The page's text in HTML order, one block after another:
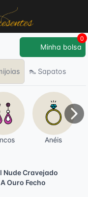
👠 Sapatos
Minha bolsa
0
Anéis
Nude Cravejado
Ouro Fecho